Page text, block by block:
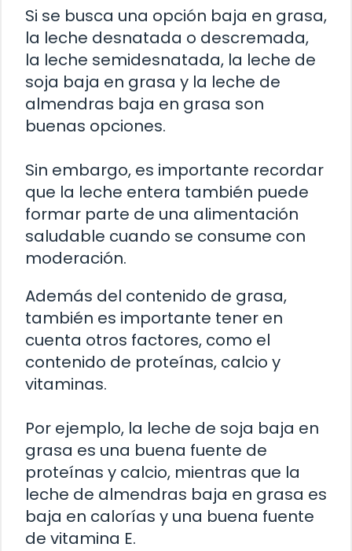
Si se busca una opción baja en grasa,
la leche desnatada o descremada,
la leche semidesnatada, la leche de
soja baja en grasa y la leche de
almendras baja en grasa son
buenas opciones.
Sin embargo, es importante recordar
que la leche entera también puede
formar parte de una alimentación
saludable cuando se consume con
moderación.
Además del contenido de grasa,
también es importante tener en
cuenta otros factores, como el
contenido de proteínas, calcio y
vitaminas.
Por ejemplo, la leche de soja baja en
grasa es una buena fuente de
proteínas y calcio, mientras que la
leche de almendras baja en grasa es
baja en calorías y una buena fuente
de vitamina E.